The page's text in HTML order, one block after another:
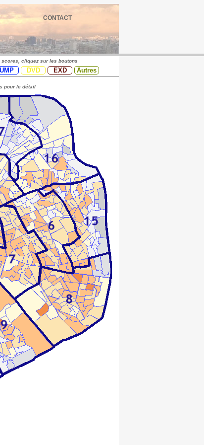
CONTACT
cliquez sur les boutons
UMP DVD EXD Autres
pour le détail